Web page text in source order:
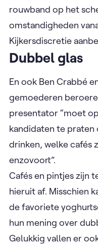
rouwband op het
omstandigheden
Kijkersdiscretie
Dubbel glas
En ook Ben Crabbé
gemoederen
presentator “moet
kandidaten te praten
drinken, welke cafés
enzovoort”.
Cafés en pintjes zijn
hieruit af. Misschien
de favoriete
hun mening over
Gelukkig vallen er